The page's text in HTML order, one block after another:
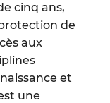
cinq ans,
de
aux
et
une